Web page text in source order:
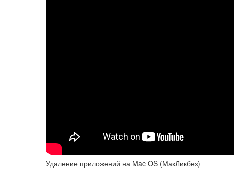
Удаление приложений на Mac OS (МакЛикбез)